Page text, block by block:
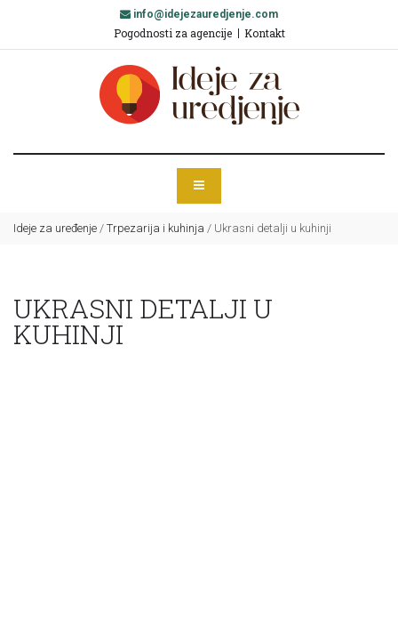
info@idejezauredjenje.com
Pogodnosti za agencije Kontakt
Ideje za uređenje / Trpezarija i kuhinja / Ukrasni detalji u kuhinji
UKRASNI DETALJI U
KUHINJI